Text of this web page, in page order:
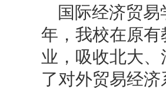
国际经济贸
年，我校在原
业，吸收北大
了对外贸易经